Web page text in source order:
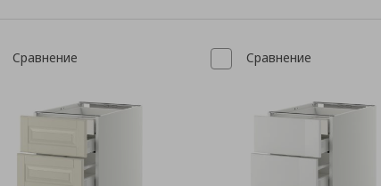
Сравнение Сравнение